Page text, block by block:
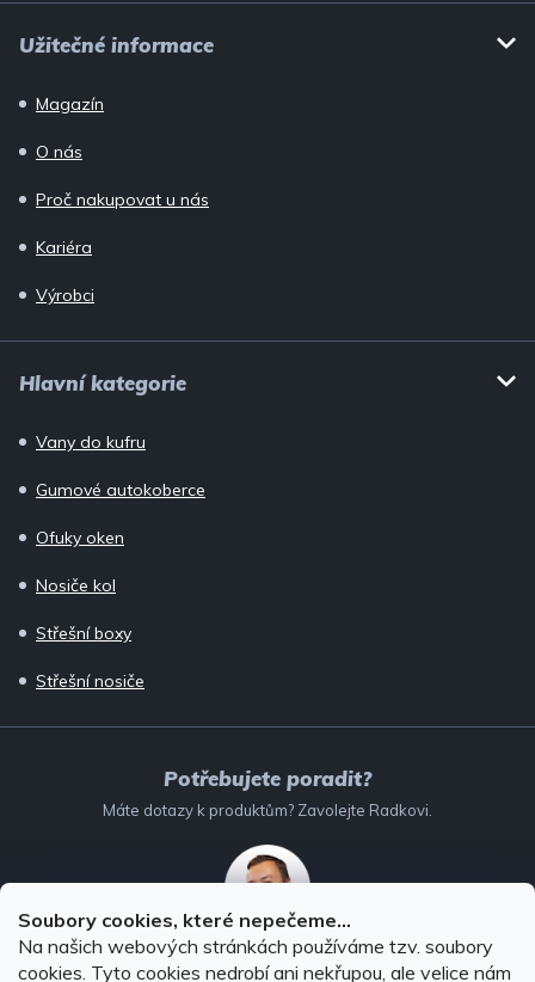
Soubory cookies, které nepečeme...
Na našich webových stránkách používáme tzv. soubory
cookies. Tyto cookies nedrobí ani nekřupou, ale velice nám
Užitečné informace
Magazín
O nás
Proč nakupovat u nás
Kariéra
Výrobci
Hlavní kategorie
Vany do kufru
Gumové autokoberce
Ofuky oken
Nosiče kol
Střešní boxy
Střešní nosiče
Potřebujete poradit?
Máte dotazy k produktům? Zavolejte Radkovi.
732 147 896 (Po–Pá: 8–16:00)